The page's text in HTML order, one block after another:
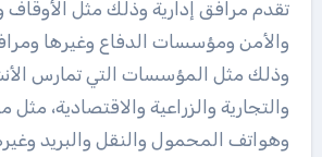
تقدم مرافق إدارية وذلك مثل الأوقاف
والأمن ومؤسسات الدفاع وغيرها
وذلك مثل المؤسسات التي تمارس
والتجارية والزراعية والاقتصادية،
وهواتف المحمول والنقل والبريد